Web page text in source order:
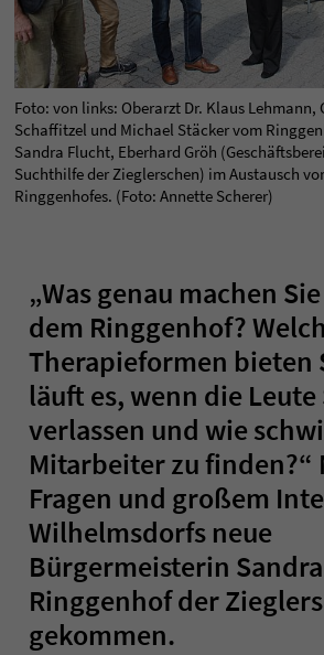
Foto: von links: Oberarzt Dr. Klaus Lehmann,
Schaffitzel und Michael Stäcker vom
Sandra Flucht, Eberhard Gröh
Suchthilfe der Zieglerschen) im Austausch
Ringgenhofes. (Foto: Annette Scherer)
„Was genau machen
dem Ringgenhof?
Therapieformen bieten
läuft es, wenn die
verlassen und wie
Mitarbeiter zu finden?“
Fragen und großem
Wilhelmsdorfs neue
Bürgermeisterin
Ringgenhof der
gekommen.